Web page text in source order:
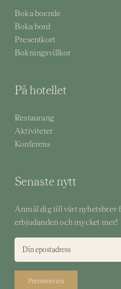
Boka boende
Boka bord
Presentkort
Bokningsvillkor
På hotellet
Restaurang
Aktiviteter
Konferens
Senaste nytt
Anmäl dig till vårt nyhetsbrev
erbjudanden och mycket mer!
Prenumerera